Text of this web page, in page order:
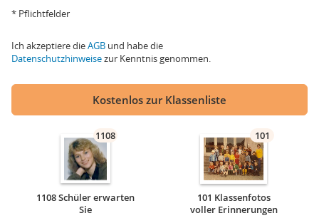
* Pflichtfelder
Ich akzeptiere dieAGB und habe die
Datenschutzhinweisezur Kenntnis genommen.
Kostenlos zur Klassenliste
1108
1108 Schüler erwarten
Sie
101
101 Klassenfotos
voller Erinnerungen